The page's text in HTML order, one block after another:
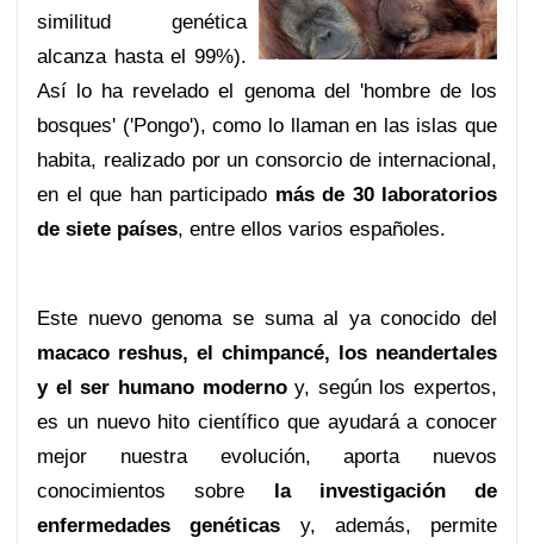
similitud genética
alcanza hasta el 99%).
Así lo ha revelado el genoma del 'hombre de los
bosques' ('Pongo'), como lo llaman en las islas que
habita, realizado por un consorcio de internacional,
en el que han participado más de 30 laboratorios
de siete países, entre ellos varios españoles.
Este nuevo genoma se suma al ya conocido del
macaco reshus, el chimpancé, los neandertales
y el ser humano modernoy, según los expertos,
es un nuevo hito científico que ayudará a conocer
mejor nuestra evolución, aporta nuevos
conocimientos sobre la investigación de
enfermedades genéticas y, además, permite